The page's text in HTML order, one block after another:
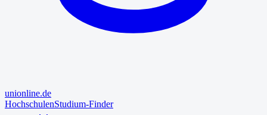
unionline.de
HochschulenStudium-Finder